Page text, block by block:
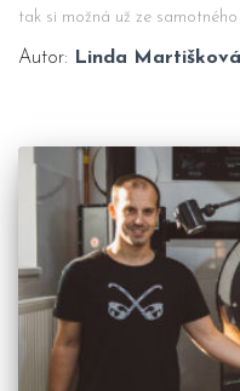
tak si možná už ze
Autor: Linda Martišková